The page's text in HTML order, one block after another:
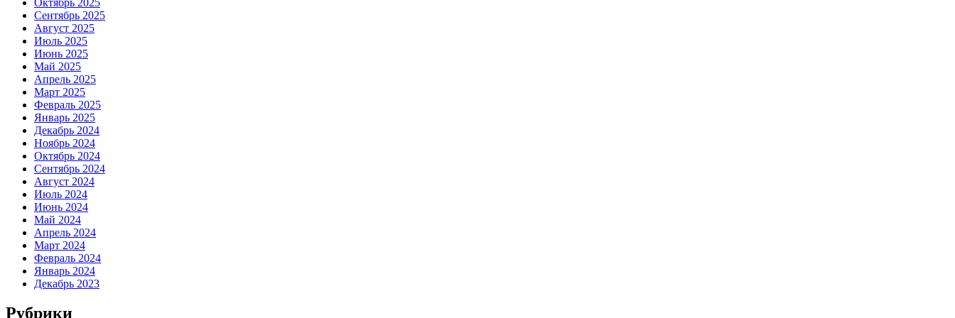
Сентябрь 2025
Август 2025
Июль 2025
Июнь 2025
Май 2025
Апрель 2025
Март 2025
Февраль 2025
Январь 2025
Декабрь 2024
Ноябрь 2024
Октябрь 2024
Сентябрь 2024
Август 2024
Июль 2024
Июнь 2024
Май 2024
Апрель 2024
Март 2024
Февраль 2024
Январь 2024
Декабрь 2023
Рубрики